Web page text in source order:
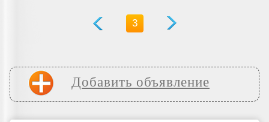
3
Добавить объявление